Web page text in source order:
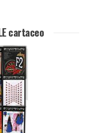
cartaceo